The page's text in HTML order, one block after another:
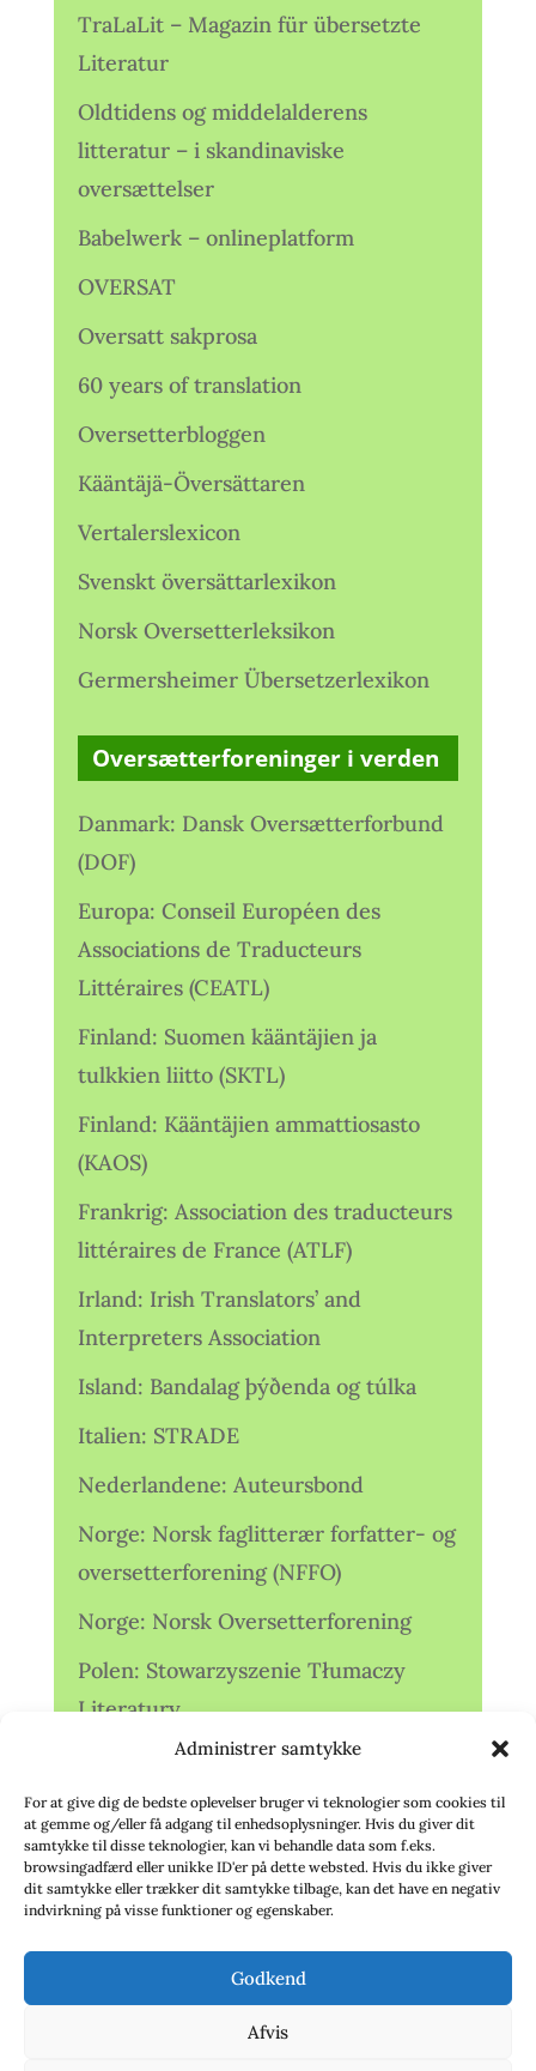
Administrer samtykke
For at give dig de bedste oplevelser bruger vi teknologier som cookies til
at gemme og/eller få adgang til enhedsoplysninger. Hvis du giver dit
samtykke til disse teknologier, kan vi behandle data som f.eks.
browsingadfærd eller unikke ID'er på dette websted. Hvis du ikke giver
dit samtykke eller trækker dit samtykke tilbage, kan det have en negativ
indvirkning på visse funktioner og egenskaber.
Godkend
Afvis
TraLaLit – Magazin für übersetzte
Literatur
Oldtidens og middelalderens
litteratur – i skandinaviske
oversættelser
Babelwerk – onlineplatform
OVERSAT
Oversatt sakprosa
60 years of translation
Oversetterbloggen
Kääntäjä-Översättaren
Vertalerslexicon
Svenskt översättarlexikon
Norsk Oversetterleksikon
Germersheimer Übersetzerlexikon
Oversætterforeninger i verden
Danmark: Dansk Oversætterforbund
(DOF)
Europa: Conseil Européen des
Associations de Traducteurs
Littéraires (CEATL)
Finland: Suomen kääntäjien ja
tulkkien liitto (SKTL)
Finland: Kääntäjien ammattiosasto
(KAOS)
Frankrig: Association des traducteurs
littéraires de France (ATLF)
Irland: Irish Translators’ and
Interpreters Association
Island: Bandalag þýðenda og túlka
Italien: STRADE
Nederlandene: Auteursbond
Norge: Norsk faglitterær forfatter- og
oversetterforening (NFFO)
Norge: Norsk Oversetterforening
Polen: Stowarzyszenie Tłumaczy
Literatury
Storbritannien: Translators
Association (TA)
Sverige: Översättarsektionen (Ö.)
Sverige: Översättarcentrum (ÖC)
deutschsprachiger Übersetzer (VdÜ)